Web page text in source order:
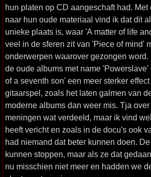
hun platen op CD aangeschaft had.
naar hun oude materiaal vind ik dat dit
unieke plaats is, waar 'A matter of life
veel in de sferen zit van 'Piece of mind'
onderwerpen waarover gezongen
de oude albums met name 'Powerslave'
of a seventh son' een meer sterker
gitaarspel, zoals het laten galmen van
moderne albums dan weer mis. Tja
meningen wat verdeeld, maar ik vind
heeft vericht en zoals in de docu's ook
had niemand dat beter kunnen doen.
kunnen stoppen, maar als ze dat
nu misschien niet meer en hadden we